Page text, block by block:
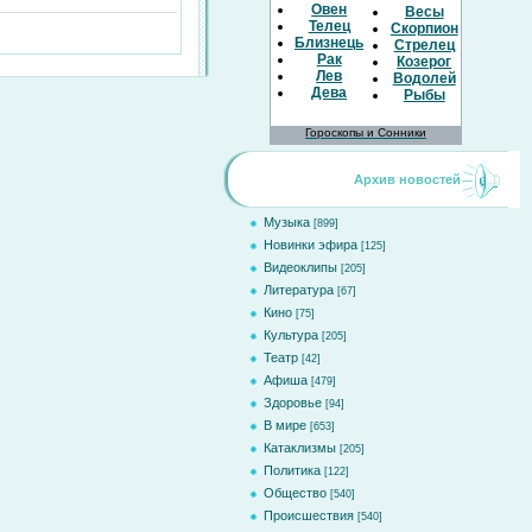
Овен
Телец
Близнецы
Рак
Лев
Дева
Весы
Скорпион
Стрелец
Козерог
Водолей
Рыбы
Гороскопы и Сонники
Архив новостей
Музыка [899]
Новинки эфира [125]
Видеоклипы [205]
Литература [67]
Кино [75]
Культура [205]
Театр [42]
Афиша [479]
Здоровье [94]
В мире [653]
Катаклизмы [205]
Политика [122]
Общество [540]
Происшествия [540]